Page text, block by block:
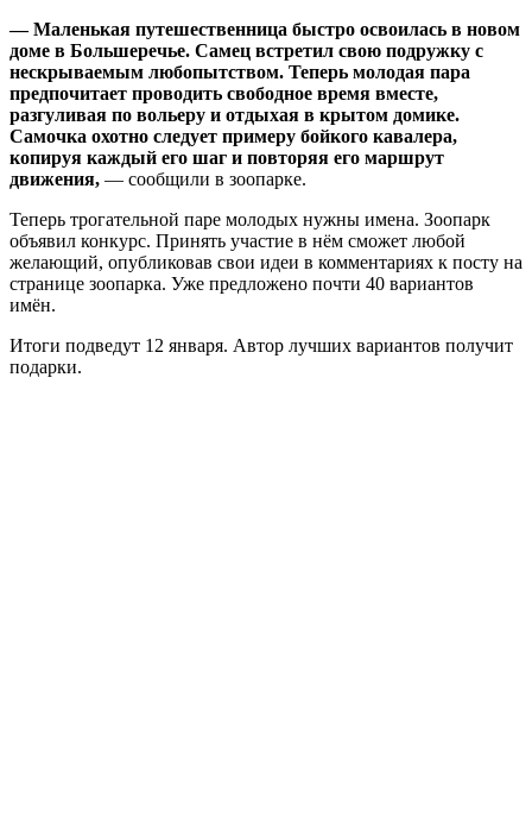
— Маленькая путешественница быстро освоилась в новом
доме в Большеречье. Самец встретил свою подружку с
нескрываемым любопытством. Теперь молодая пара
предпочитает проводить свободное время вместе,
разгуливая по вольеру и отдыхая в крытом домике.
Самочка охотно следует примеру бойкого кавалера,
копируя каждый его шаг и повторяя его маршрут
движения, — сообщили в зоопарке.
Теперь трогательной паре молодых нужны имена. Зоопарк
объявил конкурс. Принять участие в нём сможет любой
желающий, опубликовав свои идеи в комментариях к посту на
странице зоопарка. Уже предложено почти 40 вариантов
имён.
Итоги подведут 12 января. Автор лучших вариантов получит
подарки.